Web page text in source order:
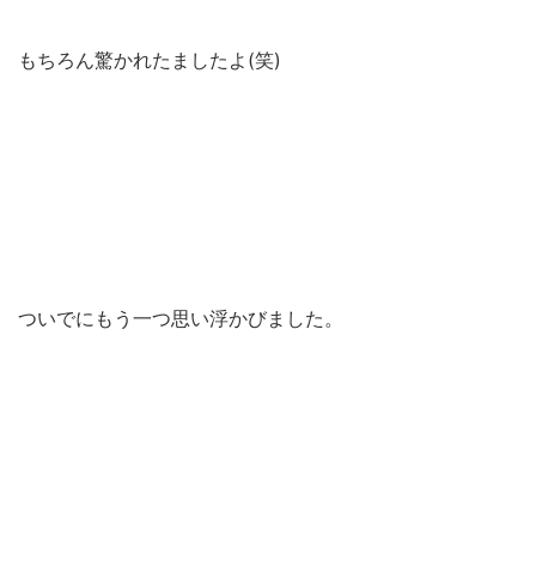
もちろん驚かれたましたよ(笑)
ついでにもう一つ思い浮かびました。